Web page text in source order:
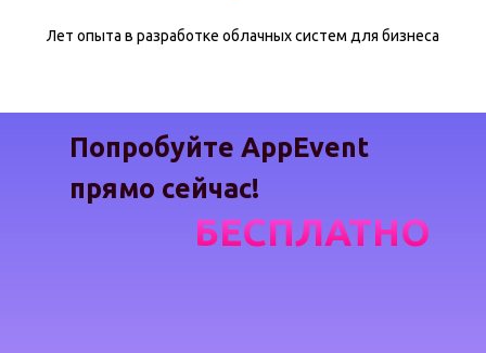
Лет опыта в разработке облачных систем для бизнеса
Попробуйте AppEvent
прямо сейчас!
БЕСПЛАТНО